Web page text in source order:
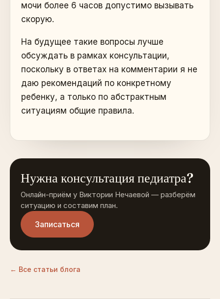
мочи более 6 часов допустимо вызывать
скорую.
На будущее такие вопросы лучше
обсуждать в рамках консультации,
поскольку в ответах на комментарии я не
даю рекомендаций по конкретному
ребенку, а только по абстрактным
ситуациям общие правила.
Нужна консультация педиатра?
Онлайн-приём у Виктории Нечаевой — разберём
ситуацию и составим план.
Записаться
← Все статьи блога